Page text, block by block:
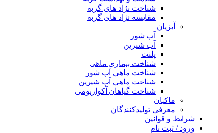
شناخت نژاد های گربه
مقایسه نژاد های گربه
آبزیان
آب شور
آب شیرین
پلنت
شناخت بیماری ماهی
شناخت ماهی آب شور
شناخت ماهی آب شیرین
شناخت گیاهان آکواریومی
ماکیان
معرفی تولیدکنندگان
شرایط و قوانین
ورود / ثبت نام